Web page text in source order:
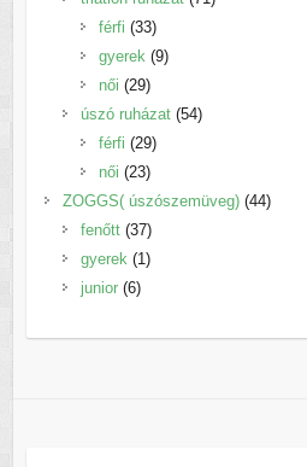
férfi 3333
termék
gyerek 99
női 2929
termék
úszó ruházat 5454
férfi 2929
termék
női 2323
termék
ZOGGS( úszószemüveg) 4444
fenőtt 3737
termék
gyerek 11
junior 66